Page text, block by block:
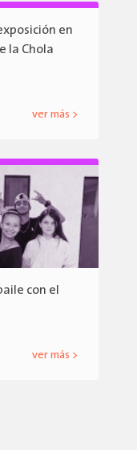
en
la Chola
ver más >
con el
ver más >